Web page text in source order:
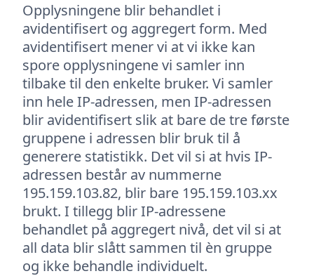
Opplysningene blir behandlet i
avidentifisert og aggregert form. Med
avidentifisert mener vi at vi ikke kan
spore opplysningene vi samler inn
tilbake til den enkelte bruker. Vi samler
inn hele IP-adressen, men IP-adressen
blir avidentifisert slik at bare de tre første
gruppene i adressen blir bruk til å
generere statistikk. Det vil si at hvis IP-
adressen består av nummerne
195.159.103.82, blir bare 195.159.103.xx
brukt. I tillegg blir IP-adressene
behandlet på aggregert nivå, det vil si at
all data blir slått sammen til èn gruppe
og ikke behandle individuelt.